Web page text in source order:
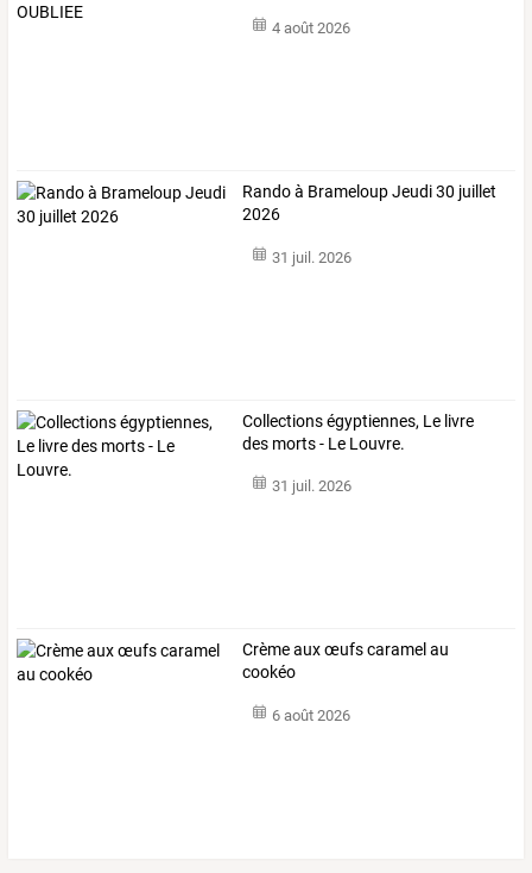
4 août 2026
Rando à Brameloup Jeudi 30 juillet
2026
31 juil. 2026
Collections égyptiennes, Le livre
des morts - Le Louvre.
31 juil. 2026
Crème aux œufs caramel au
cookéo
6 août 2026